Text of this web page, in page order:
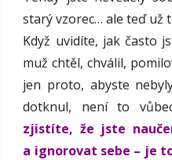
starý vzorec… ale teď už
Když uvidíte, jak často
muž chtěl, chválil,
jen proto, abyste
dotknul, není to
zjistíte, že jste
a ignorovat sebe – je